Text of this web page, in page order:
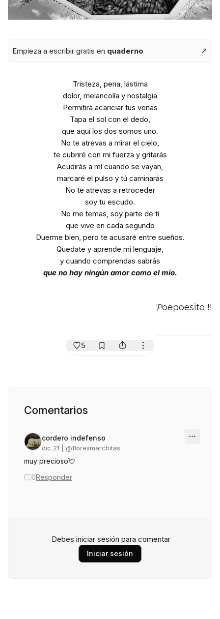
Empieza a escribir gratis en quaderno
Tristeza, pena, lástima
dolor, melancolía y nostalgia
Permitirá acariciar tus venas
Tapa el sol con el dedo,
que aquí los dos somos uno.
No te atrevas a mirar el cielo,
te cubriré con mi fuerza y gritarás
Acudirás a mí cuando se vayan,
marcaré el pulso y tú caminarás
No te atrevas a retroceder
soy tu escudo.
No me temas, soy parte de ti
que vive en cada segundo
Duerme bien, pero te acusaré entre sueños.
Quedate y aprende mi lenguaje,
y cuando comprendas sabrás
que no hay ningún amor como el mío.
𝓟oepoesito !!
5
Comentarios
cordero indefenso
dic 21 | @floresmarchitas
muy precioso💘
0Responder
Debes iniciar sesión para comentar
Iniciar sesión